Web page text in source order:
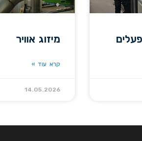
מיזוג אוויר
קרא עוד »
14.05.2026